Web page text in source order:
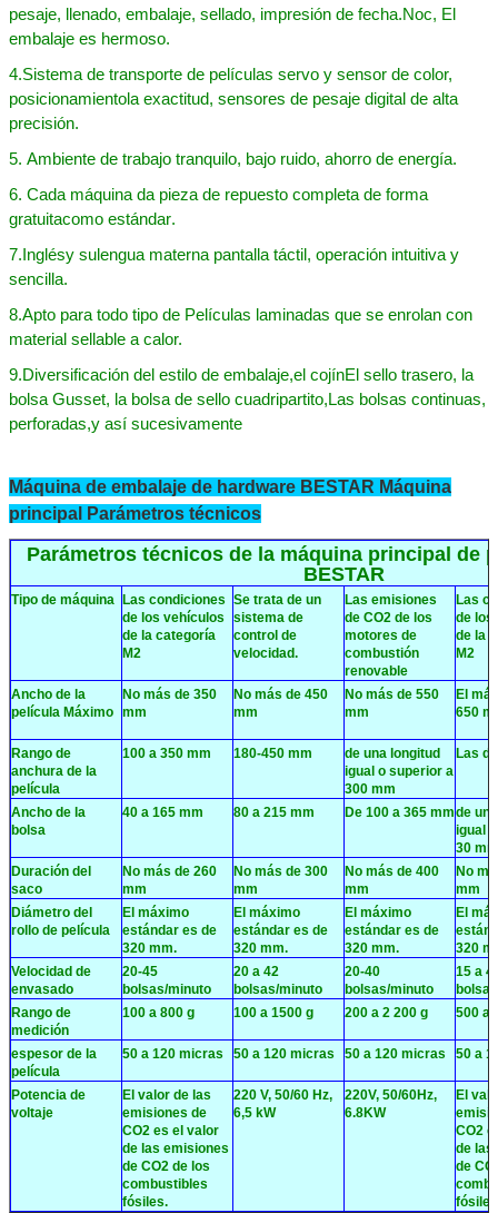
pesaje, llenado, embalaje, sellado, impresión de fecha.Noc, El
embalaje es hermoso.
4.Sistema de transporte de películas servo y sensor de color,
posicionamientola exactitud, sensores de pesaje digital de alta
precisión.
5. Ambiente de trabajo tranquilo, bajo ruido, ahorro de energía.
6. Cada máquina da pieza de repuesto completa de forma
gratuitacomo estándar.
7. Inglésy sulengua materna pantalla táctil, operación intuitiva y
sencilla.
8.Apto para todo tipo de Películas laminadas que se enrolan con
material sellable a calor.
9.Diversificación del estilo de embalaje,el cojínEl sello trasero, la
bolsa Gusset, la bolsa de sello cuadripartito, Las bolsas continuas,
perforadas,y así sucesivamente
Máquina de embalaje de hardware BESTAR Máquina
principal Parámetros técnicos
Parámetros técnicos de la máquina principal de
BESTAR
Tipo de máquina
Las condiciones
de los vehículos
de la categoría
M2
Se trata de un
sistema de
control de
velocidad.
Las emisiones
de CO2 de los
motores de
combustión
renovable
Las
de los
de la
M2
Ancho de la
película Máximo
No más de 350
mm
No más de 450
mm
No más de 550
mm
El
650
Rango de
anchura de la
película
100 a 350 mm 180-450 mm
de una longitud
igual o superior a
300 mm
Las
Ancho de la
bolsa
40 a 165 mm 80 a 215 mm De 100 a 365 mmde
igual
30 mm
Duración del
saco
No más de 260
mm
No más de 300
mm
No más de 400
mm
No
mm
Diámetro del
rollo de película
El máximo
estándar es de
320 mm.
El máximo
estándar es de
320 mm.
El máximo
estándar es de
320 mm.
El
320
Velocidad de
envasado
20-45
bolsas/minuto
20 a 42
bolsas/minuto
20-40
bolsas/minuto
15 a
Rango de
medición
100 a 800 g 100 a 1500 g 200 a 2 200 g 500 a
espesor de la
película
50 a 120 micras 50 a 120 micras 50 a 120 micras 50 a
Potencia de
voltaje
El valor de las
emisiones de
CO2 es el valor
de las emisiones
de CO2 de los
combustibles
fósiles.
220 V, 50/60 Hz,
6,5 kW
220V, 50/60Hz,
6.8KW
El
CO2
de las
de